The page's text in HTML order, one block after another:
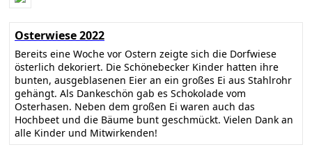
Osterwiese 2022
Bereits eine Woche vor Ostern zeigte sich die Dorfwiese
österlich dekoriert. Die Schönebecker Kinder hatten ihre
bunten, ausgeblasenen Eier an ein großes Ei aus Stahlrohr
gehängt. Als Dankeschön gab es Schokolade vom
Osterhasen. Neben dem großen Ei waren auch das
Hochbeet und die Bäume bunt geschmückt. Vielen Dank an
alle Kinder und Mitwirkenden!